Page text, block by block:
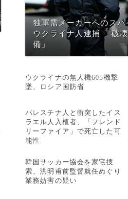
独軍需メーカーへのスパ
ウクライナ人逮捕 「破
備」
ウクライナの無人機605機撃
墜、ロシア国防省
パレスチナ人と衝突したイス
ラエル人入植者、「フレンド
リーファイア」で死亡した可
能性
韓国サッカー協会を家宅捜
索、洪明甫前監督就任めぐり
業務妨害の疑い